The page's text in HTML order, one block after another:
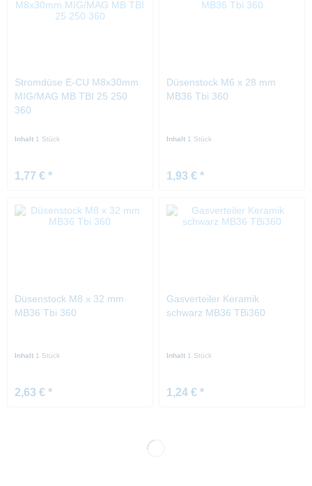
Stromdüse E-CU M8x30mm
MIG/MAG MB TBI 25 250
360
Inhalt 1 Stück
1,77 € *
Düsenstock M6 x 28 mm
MB36 Tbi 360
Inhalt 1 Stück
1,93 € *
Düsenstock M8 x 32 mm
MB36 Tbi 360
Inhalt 1 Stück
2,63 € *
Gasverteiler Keramik
schwarz MB36 TBi360
Inhalt 1 Stück
1,24 € *